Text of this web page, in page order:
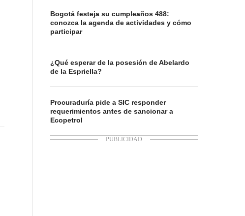
Bogotá festeja su cumpleaños 488:
conozca la agenda de actividades y cómo
participar
¿Qué esperar de la posesión de Abelardo
de la Espriella?
Procuraduría pide a SIC responder
requerimientos antes de sancionar a
Ecopetrol